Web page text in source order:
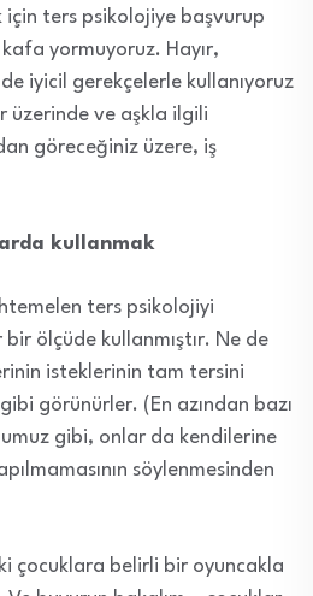
için ters psikolojiye başvurup
yormuyoruz. Hayır,
iyicil gerekçelerle kullanıyoruz
üzerinde ve aşkla ilgili
göreceğiniz üzere, iş
kullanmak
ters psikolojiyi
bir ölçüde kullanmıştır. Ne de
isteklerinin tam tersini
görünürler. (En azından bazı
gibi, onlar da kendilerine
söylenmesinden
çocuklara belirli bir oyuncakla